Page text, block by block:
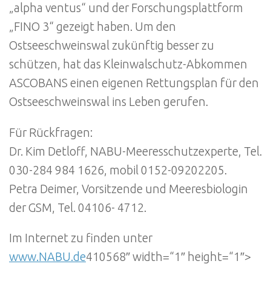
„alpha ventus“ und der Forschungsplattform
„FINO 3“ gezeigt haben. Um den
Ostseeschweinswal zukünftig besser zu
schützen, hat das Kleinwalschutz-Abkommen
ASCOBANS einen eigenen Rettungsplan für den
Ostseeschweinswal ins Leben gerufen.
Für Rückfragen:
Dr. Kim Detloff, NABU-Meeresschutzexperte, Tel.
030-284 984 1626, mobil 0152-09202205.
Petra Deimer, Vorsitzende und Meeresbiologin
der GSM, Tel. 04106- 4712.
Im Internet zu finden unter
www.NABU.de410568″ width=“1″ height=“1″>